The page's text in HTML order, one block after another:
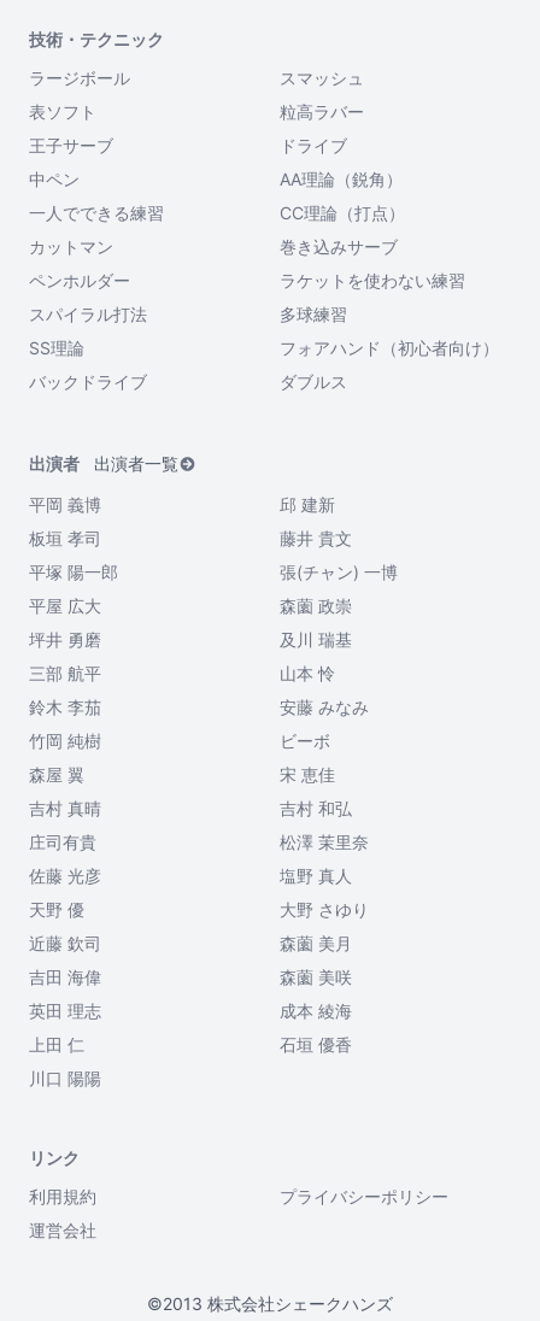
技術・テクニック
ラージボール
スマッシュ
表ソフト
粒高ラバー
王子サーブ
ドライブ
中ペン
AA理論（鋭角）
一人でできる練習
CC理論（打点）
カットマン
巻き込みサーブ
ペンホルダー
ラケットを使わない練習
スパイラル打法
多球練習
SS理論
フォアハンド（初心者向け）
バックドライブ
ダブルス
出演者
出演者一覧
平岡 義博
邱 建新
板垣 孝司
藤井 貴文
平塚 陽一郎
張(チャン) 一博
平屋 広大
森薗 政崇
坪井 勇磨
及川 瑞基
三部 航平
山本 怜
鈴木 李茄
安藤 みなみ
竹岡 純樹
ビーボ
森屋 翼
宋 恵佳
吉村 真晴
吉村 和弘
庄司有貴
松澤 茉里奈
佐藤 光彦
塩野 真人
天野 優
大野 さゆり
近藤 欽司
森薗 美月
吉田 海偉
森薗 美咲
英田 理志
成本 綾海
上田 仁
石垣 優香
川口 陽陽
リンク
利用規約
プライバシーポリシー
運営会社
©2013 株式会社シェークハンズ